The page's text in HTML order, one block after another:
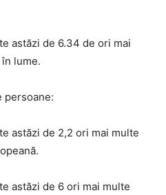
astăzi de 6.34 de ori mai
lume.
persoane:
astăzi de 2,2 ori mai multe
astăzi de 6 ori mai multe